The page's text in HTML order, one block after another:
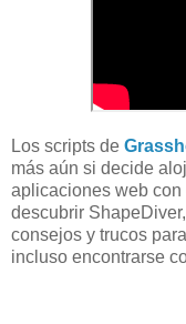
Los scripts de
más aún si decide
aplicaciones web
descubrir
consejos y trucos
incluso encontrarse